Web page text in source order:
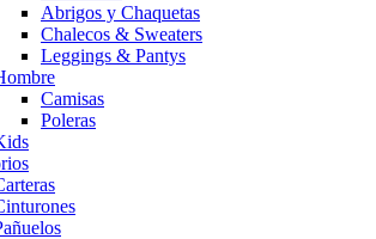
Abrigos y Chaquetas
Chalecos & Sweaters
Leggings & Pantys
Camisas
Poleras